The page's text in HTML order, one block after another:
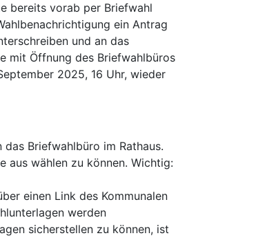
bereits vorab per Briefwahl
ein Antrag
und an das
mit Öffnung des Briefwahlbüros
2025, 16 Uhr, wieder
Briefwahlbüro im Rathaus.
aus wählen zu können. Wichtig:
einen Link des Kommunalen
werden
sicherstellen zu können, ist